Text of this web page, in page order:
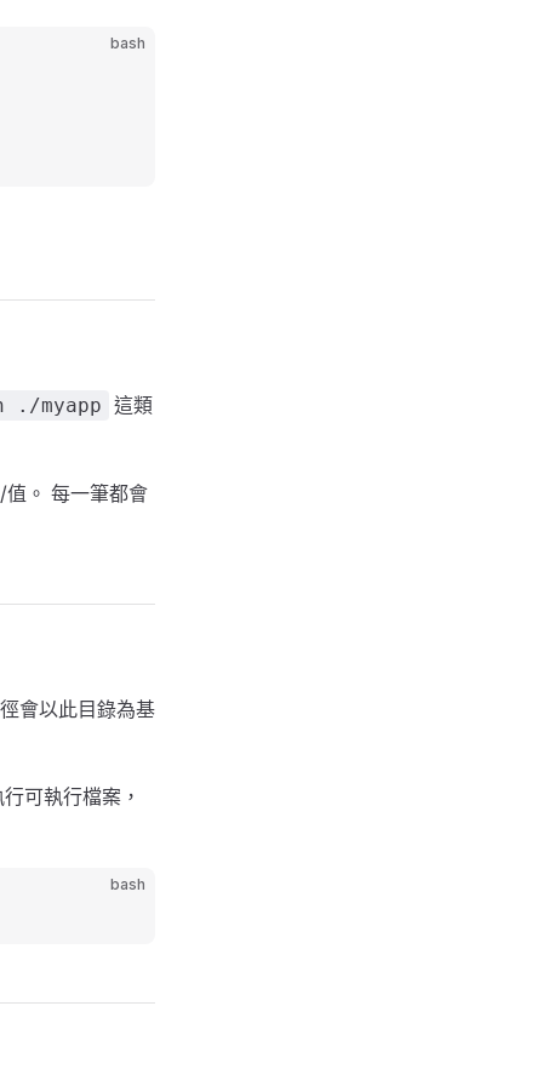
bash
./myapp 這類
。 每一筆都會
會以此目錄為基
可執行檔案，
bash